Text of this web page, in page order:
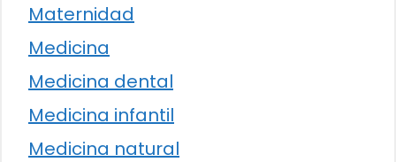
Maternidad
Medicina
Medicina dental
Medicina infantil
Medicina natural